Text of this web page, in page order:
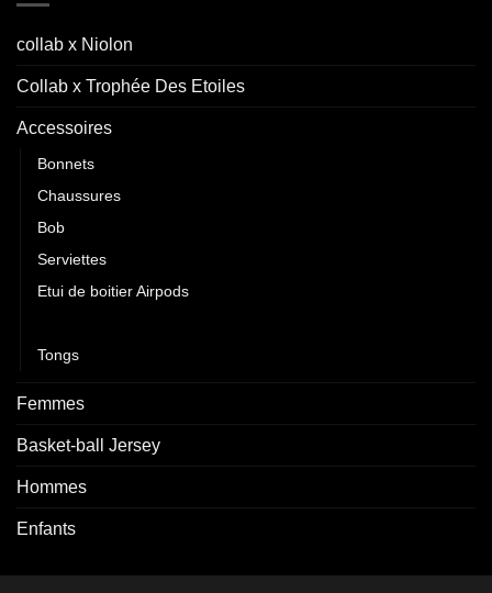
collab x Niolon
Collab x Trophée Des Etoiles
Accessoires
Bonnets
Chaussures
Bob
Serviettes
Etui de boitier Airpods
Tongs
Femmes
Basket-ball Jersey
Hommes
Enfants